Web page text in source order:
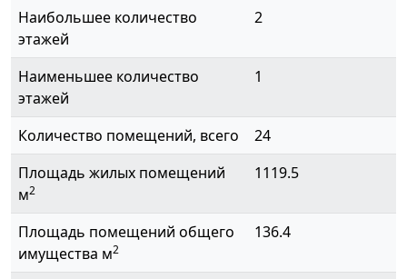
Наибольшее количество
этажей
2
Наименьшее количество
этажей
1
Количество помещений, всего
24
Площадь жилых помещений
м2
1119.5
Площадь помещений общего
имущества м2
136.4